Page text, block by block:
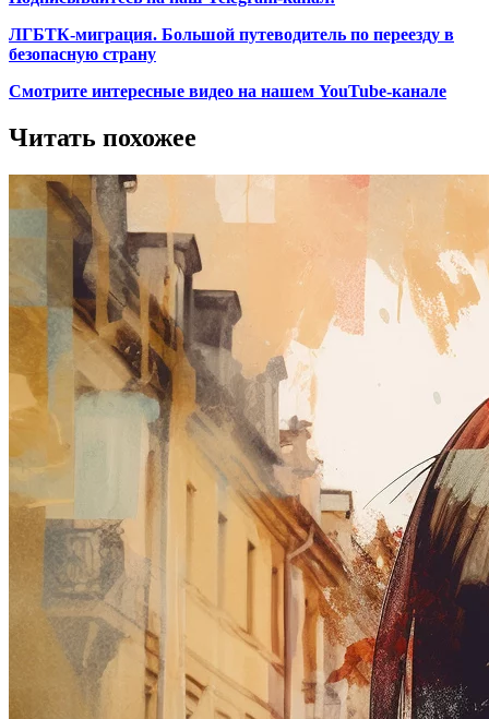
ЛГБТК-миграция. Большой путеводитель по переезду в
безопасную страну
Смотрите интересные видео на нашем YouTube-канале
Читать похожее